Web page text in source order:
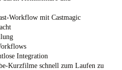
Workflow mit Castmagic
Integration
Kurzfilme schnell zum Laufen zu